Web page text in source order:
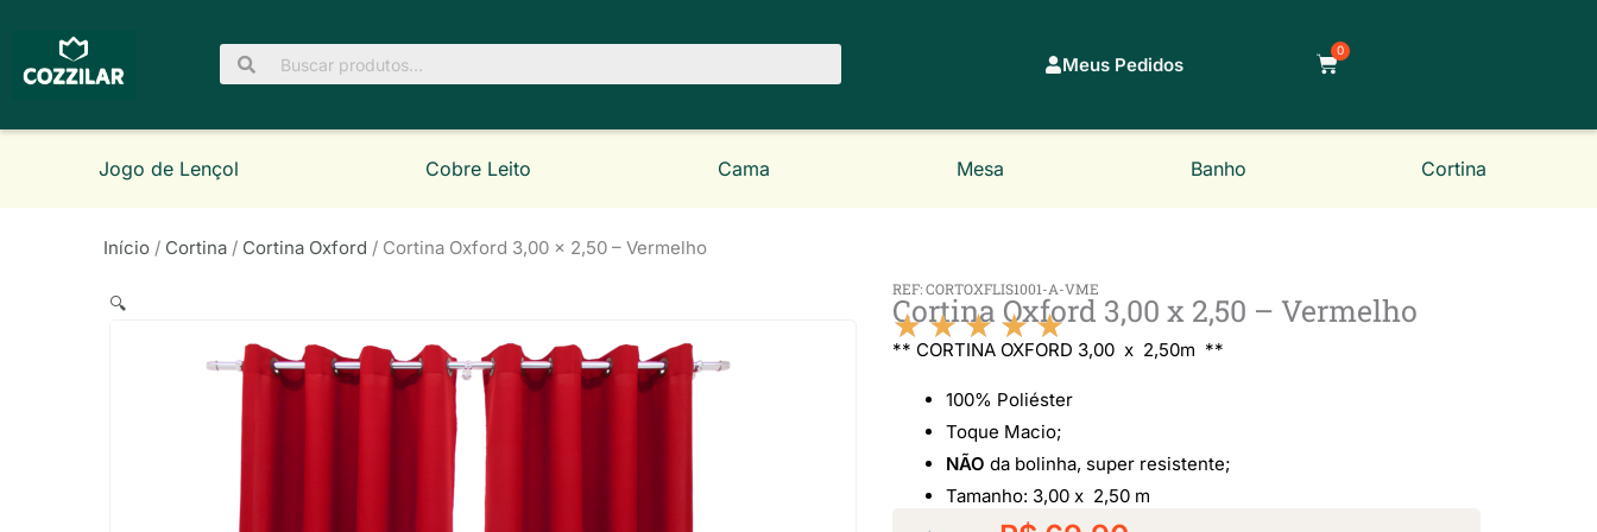
Pesquisar
por:
Meus Pedidos
0
Carrinho
Jogo de Lençol Cobre Leito Cama Mesa Banho Cortina
Início / Cortina / Cortina Oxford / Cortina Oxford 3,00 x 2,50 – Vermelho
🔍
REF: CORTOXFLIS1001-A-VME
Cortina Oxford 3,00 x 2,50 – Vermelho
★★★ ★★
Classificado
como
5
** CORTINA OXFORD 3,00 x 2,50m **
100% Poliéster
Toque Macio;
NÃO da bolinha, super resistente;
Tamanho: 3,00 x 2,50 m
O